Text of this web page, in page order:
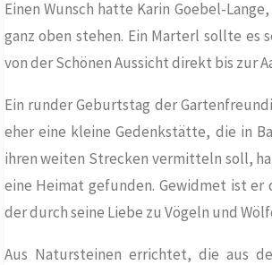
Einen Wunsch hatte Karin Goebel-
ganz oben stehen. Ein Marterl sollte es
von der Schönen Aussicht direkt bis zur
Ein runder Geburtstag der
eher eine kleine Gedenkstätte, die in
ihren weiten Strecken vermitteln soll,
eine Heimat gefunden. Gewidmet ist
der durch seine Liebe zu Vögeln und
Aus Natursteinen errichtet, die aus